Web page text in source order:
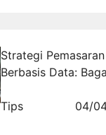
Strategi Pemasaran
Berbasis Data:
Membantu Bisnis
Tips 04/